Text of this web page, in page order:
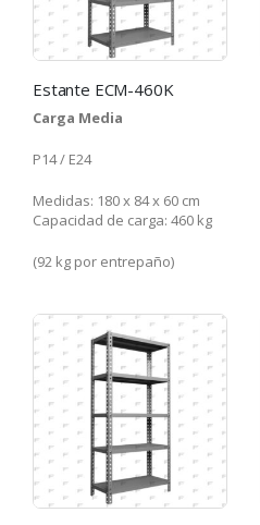
Estante ECM-460K
Carga Media
P14 / E24
Medidas: 180 x 84 x 60 cm
Capacidad de carga: 460 kg
(92 kg por entrepaño)